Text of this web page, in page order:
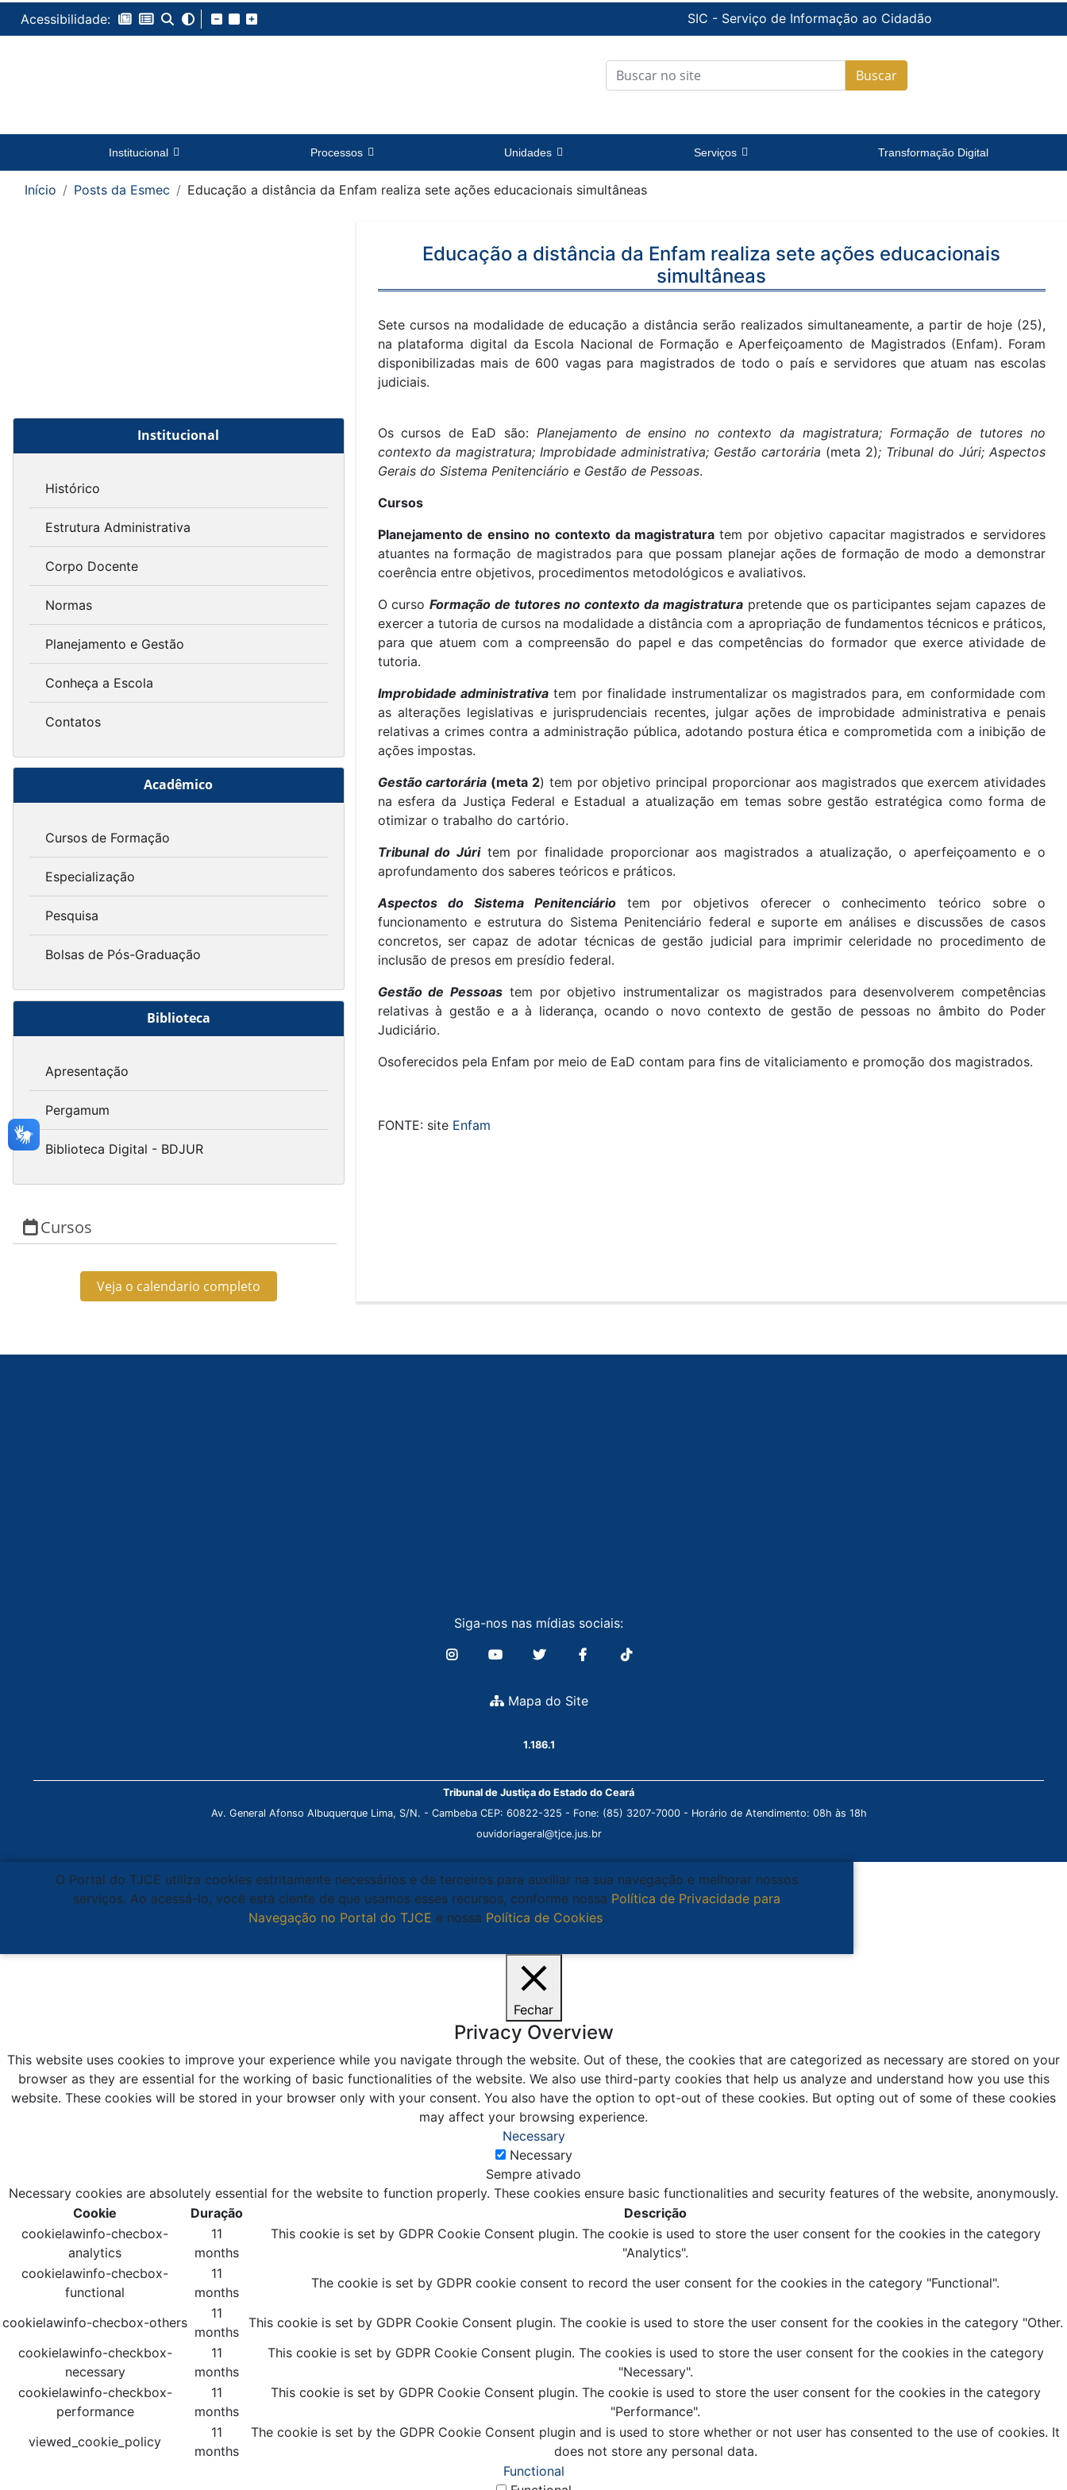
Acessibilidade: SIC - Serviço de Informação ao Cidadão
Buscar
Institucional Processos Unidades Serviços Transformação Digital
Início Posts da Esmec Educação a distância da Enfam realiza sete ações educacionais simultâneas
Institucional
Histórico
Estrutura Administrativa
Corpo Docente
Normas
Planejamento e Gestão
Conheça a Escola
Contatos
Acadêmico
Cursos de Formação
Especialização
Pesquisa
Bolsas de Pós-Graduação
Biblioteca
Apresentação
Pergamum
Biblioteca Digital - BDJUR
Cursos
Veja o calendario completo
Educação a distância da Enfam realiza sete ações educacionais
simultâneas
Sete cursos na modalidade de educação a distância serão realizados simultaneamente, a partir de hoje (25),
na plataforma digital da Escola Nacional de Formação e Aperfeiçoamento de Magistrados (Enfam). Foram
disponibilizadas mais de 600 vagas para magistrados de todo o país e servidores que atuam nas escolas
judiciais.
Os cursos de EaD são: Planejamento de ensino no contexto da magistratura; Formação de tutores no
contexto da magistratura; Improbidade administrativa; Gestão cartorária (meta 2); Tribunal do Júri; Aspectos
Gerais do Sistema Penitenciário e Gestão de Pessoas.
Cursos
Planejamento de ensino no contexto da magistraturatem por objetivo capacitar magistrados e servidores
atuantes na formação de magistrados para que possam planejar ações de formação de modo a demonstrar
coerência entre objetivos, procedimentos metodológicos e avaliativos.
O curso Formação de tutores no contexto da magistratura pretende que os participantes sejam capazes de
exercer a tutoria de cursos na modalidade a distância com a apropriação de fundamentos técnicos e práticos,
para que atuem com a compreensão do papel e das competências do formador que exerce atividade de
tutoria.
Improbidade administrativatem por finalidade instrumentalizar os magistrados para, em conformidade com
as alterações legislativas e jurisprudenciais recentes, julgar ações de improbidade administrativa e penais
relativas a crimes contra a administração pública, adotando postura ética e comprometida com a inibição de
ações impostas.
Gestão cartorária (meta 2) tem por objetivo principal proporcionar aos magistrados que exercem atividades
na esfera da Justiça Federal e Estadual a atualização em temas sobre gestão estratégica como forma de
otimizar o trabalho do cartório.
Tribunal do Júritem por finalidade proporcionar aos magistrados a atualização, o aperfeiçoamento e o
aprofundamento dos saberes teóricos e práticos.
Aspectos do Sistema Penitenciário tem por objetivos oferecer o conhecimento teórico sobre o
funcionamento e estrutura do Sistema Penitenciário federal e suporte em análises e discussões de casos
concretos, ser capaz de adotar técnicas de gestão judicial para imprimir celeridade no procedimento de
inclusão de presos em presídio federal.
Gestão de Pessoas tem por objetivo instrumentalizar os magistrados para desenvolverem competências
relativas à gestão e a à liderança, ocando o novo contexto de gestão de pessoas no âmbito do Poder
Judiciário.
Osoferecidos pela Enfam por meio de EaD contam para fins de vitaliciamento e promoção dos magistrados.
FONTE: site Enfam
Siga-nos nas mídias sociais:
Mapa do Site
1.186.1
Tribunal de Justiça do Estado do Ceará
Av. General Afonso Albuquerque Lima, S/N. - Cambeba CEP: 60822-325 - Fone: (85) 3207-7000 - Horário de Atendimento: 08h às 18h
ouvidoriageral@tjce.jus.br
O Portal do TJCE utiliza cookies estritamente necessários e de terceiros para auxiliar na sua navegação e melhorar nossos
serviços. Ao acessá-lo, você está ciente de que usamos esses recursos, conforme nossa Política de Privacidade para
Navegação no Portal do TJCE e nossa Política de Cookies.
Fechar
Privacy Overview
This website uses cookies to improve your experience while you navigate through the website. Out of these, the cookies that are categorized as necessary are stored on your
browser as they are essential for the working of basic functionalities of the website. We also use third-party cookies that help us analyze and understand how you use this
website. These cookies will be stored in your browser only with your consent. You also have the option to opt-out of these cookies. But opting out of some of these cookies
may affect your browsing experience.
Necessary
Necessary
Sempre ativado
Necessary cookies are absolutely essential for the website to function properly. These cookies ensure basic functionalities and security features of the website, anonymously.
Cookie
Duração
Descrição
cookielawinfo-checbox-
analytics
11
months
This cookie is set by GDPR Cookie Consent plugin. The cookie is used to store the user consent for the cookies in the category
"Analytics".
cookielawinfo-checbox-
functional
11
months
The cookie is set by GDPR cookie consent to record the user consent for the cookies in the category "Functional".
cookielawinfo-checbox-others
11
months
This cookie is set by GDPR Cookie Consent plugin. The cookie is used to store the user consent for the cookies in the category "Other.
cookielawinfo-checkbox-
necessary
11
months
This cookie is set by GDPR Cookie Consent plugin. The cookies is used to store the user consent for the cookies in the category
"Necessary".
cookielawinfo-checkbox-
performance
11
months
This cookie is set by GDPR Cookie Consent plugin. The cookie is used to store the user consent for the cookies in the category
"Performance".
viewed_cookie_policy
11
months
The cookie is set by the GDPR Cookie Consent plugin and is used to store whether or not user has consented to the use of cookies. It
does not store any personal data.
Functional